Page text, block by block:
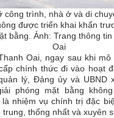
công trình, nhà ở và di
được triển khai khẩn
bằng. Ảnh: Trang thông
Oai
Oai, ngay sau khi
chính thức đi vào hoạt
lý, Đảng ủy và UBND
phóng mặt bằng
nhiệm vụ chính trị đặc
thống nhất và xuyên